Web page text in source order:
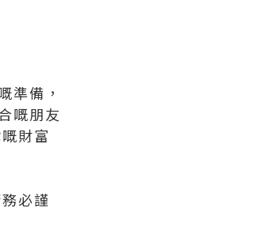
準備，
嘅朋友
財富
必謹